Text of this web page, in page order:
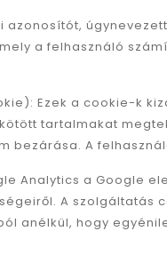
azonosítót,
a felhasználó
Ezek a cookie-k
tartalmakat
bezárása. A
Analytics a Google
A szolgáltatás
anélkül, hogy